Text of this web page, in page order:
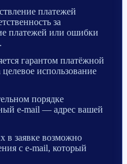
платежей
за
платежей или ошибки
гарантом платёжной
использование
порядке
e-mail — адрес вашей
в заявке возможно
с e-mail, который